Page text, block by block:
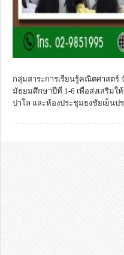
กลุ่มสาระการเรียนรู้คณิตศาสตร์
มัธยมศึกษาปีที่ 1-6 เพื่อส่งเสริม
ปาโล และห้องประชุมธงชัยเย็นป